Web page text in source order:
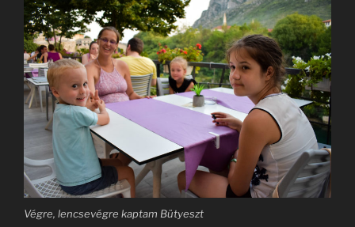
Végre, lencsevégre kaptam Bütyeszt